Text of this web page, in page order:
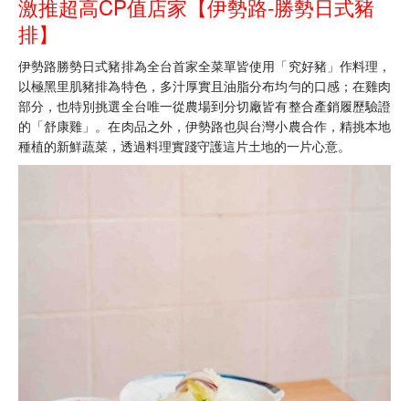
激推超高CP值店家【伊勢路-勝勢日式豬
排】
伊勢路勝勢日式豬排為全台首家全菜單皆使用「究好豬」作料理，
以極黑里肌豬排為特色，多汁厚實且油脂分布均勻的口感；在雞肉
部分，也特別挑選全台唯一從農場到分切廠皆有整合產銷履歷驗證
的「舒康雞」。在肉品之外，伊勢路也與台灣小農合作，精挑本地
種植的新鮮蔬菜，透過料理實踐守護這片土地的一片心意。